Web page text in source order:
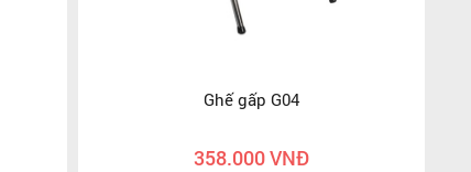
Ghế gấp G04
358.000 VNĐ